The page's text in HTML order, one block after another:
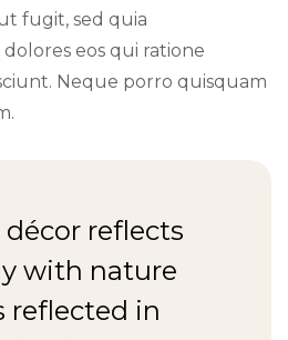
fugit, sed quia
eos qui ratione
Neque porro quisquam
décor reflects
with nature
reflected in